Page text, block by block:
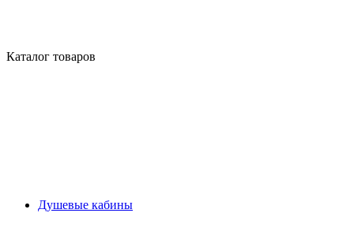
Каталог товаров
Душевые кабины